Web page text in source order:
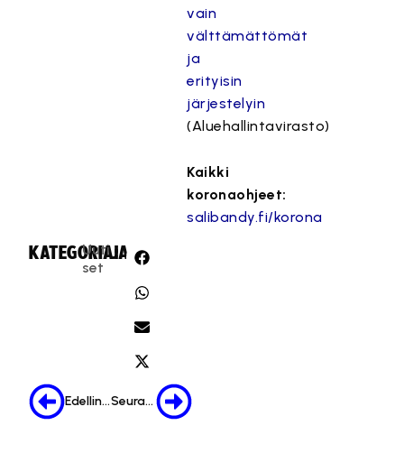
vain
välttämättömät
ja
erityisin
järjestelyin
(Aluehallintavirasto)
Kaikki
koronaohjeet:
salibandy.fi/korona
KATEGORIA:
Uuti
set
JAA:
Edellinen Seuraava